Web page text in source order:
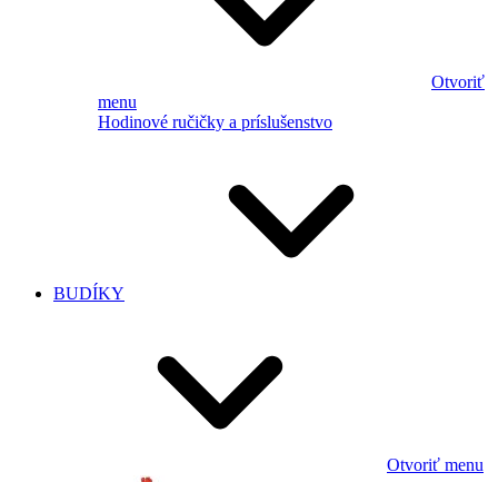
Otvoriť
menu
Hodinové ručičky a príslušenstvo
BUDÍKY
Otvoriť menu